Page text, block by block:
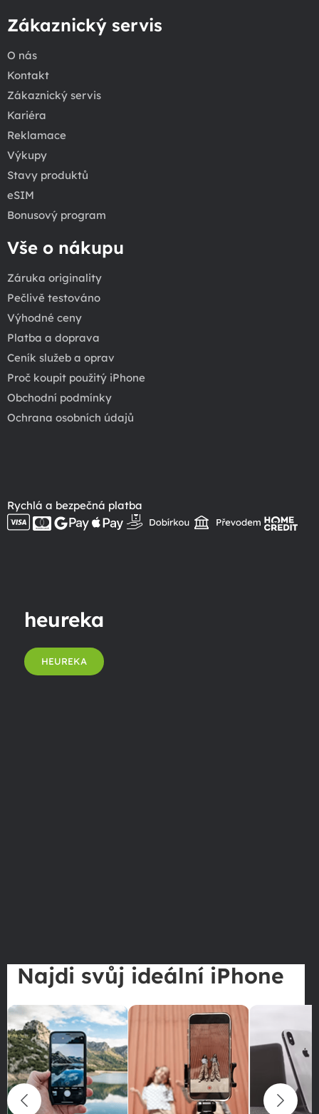
Zákaznický servis
O nás
Kontakt
Zákaznický servis
Kariéra
Reklamace
Výkupy
Stavy produktů
eSIM
Bonusový program
Vše o nákupu
Záruka originality
Pečlivě testováno
Výhodné ceny
Platba a doprava
Ceník služeb a oprav
Proč koupit použitý iPhone
Obchodní podmínky
Ochrana osobních údajů
Rychlá a bezpečná platba
heureka
HEUREKA
Najdi svůj ideální iPhone